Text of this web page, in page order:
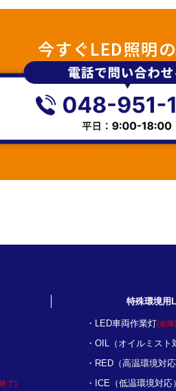
今すぐLED照明
了)
特殊環境用
LED車両作業灯(在庫
OIL（オイルミスト
RED（高温環境対応
ICE（低温環境対応）